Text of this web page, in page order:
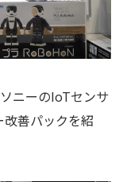
ニーのIoTセンサ
善パックを紹